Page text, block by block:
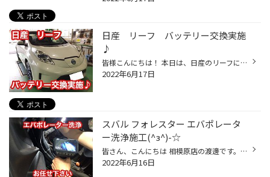
日産 リーフ バッテリー交換実施
♪
皆様こんにちは！ 本日は、日産のリーフにバッテリー交換を 実施致しましたのでご紹介させていただきます。 バッテリー点検されていますか？ バッテリーが上がってしまうと車が動かせなくなります。 これから来る夏の猛暑の中レッカー車を待たないといけません！(;^ω^) そんなトラブルに巻き込まれ...
2022年6月17日
スバル フォレスター エバポレータ
ー洗浄施工(^з^)-☆
皆さん、こんにちは 相模原店の渡邊です。 本日はエバポレーター洗浄のご紹介です♪ クルマはスバル フォレスター になります。 エアコンフィルター交換と合わせてエバポ洗浄を行いました。 エアコンフィルターを外すと中がホコリまみれになっています((+_+)) ブロアーファンのハネにもホコリが付着...
2022年6月16日